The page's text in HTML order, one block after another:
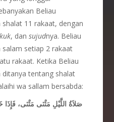
Beliau
shalat 11 rakaat, dengan
, dansujudnya. Beliau
salam setiap 2 rakaat
rakaat. Ketika Beliau
ditanya tentang shalat
wa sallam bersabda:
صَلاَةُ اللَّيْلِ مَثْنَى مَثْنَى،